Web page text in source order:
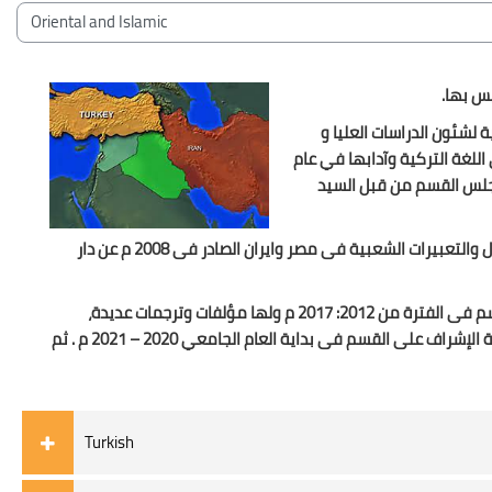
Kurs Kategorileri
بها.
الدراسات العليا و
التركية وآدابها في عام
فى تخصص اللغويات فى عام (2003) حيث قلد منصب رئيس مجلس القسم من قبل السيد
ثم أعقبته أ.د ثريا محمد علي أستاذ الأدب الفارسي وتولت سيادتها رئاسة القسم، في الفترة من 2006 : 2012 م . لها مؤلفات عديدة منها : كتاب الأمثال والتعبيرات الشعبية فى مصر وايران الصادر فى 2008 م عن دار
مؤلفات وترجمات عديدة،
الجودة آنذاك الإشراف على القسم فى الفترة من 2017 : 2020 م .ثم تولت أ. م. د أسماء محمد عبد العزيز أستاذ اللغويات المساعد بشعبة اللغة الفارسية الإشراف على القسم فى بداية العام الجامعي 2020 – 2021 م . ثم
Turkish